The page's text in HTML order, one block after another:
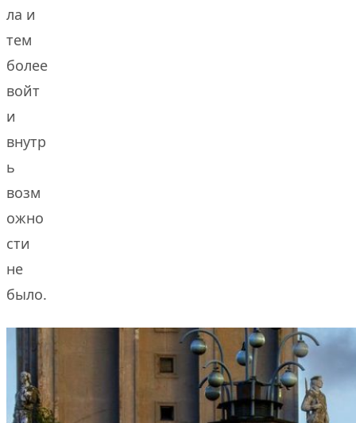
ла и
тем
более
войт
и
внутр
ь
возм
ожно
сти
не
было.